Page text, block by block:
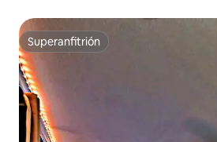
Superanfitrión
Superanfitrión